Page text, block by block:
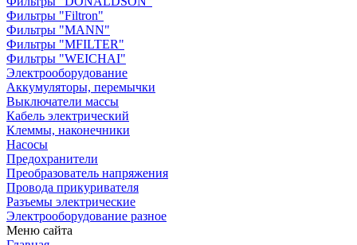
Фильтры "Filtron"
Фильтры "MANN"
Фильтры "MFILTER"
Фильтры "WEICHAI"
Электрооборудование
Аккумуляторы, перемычки
Выключатели массы
Кабель электрический
Клеммы, наконечники
Насосы
Предохранители
Преобразователь напряжения
Провода прикуривателя
Разъемы электрические
Электрооборудование разное
Меню сайта